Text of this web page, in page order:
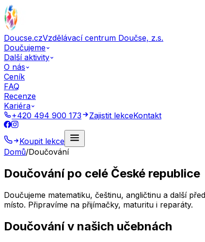
Doucse.czVzdělávací centrum Doučse, z.s.
Doučujeme
Další aktivity
O nás
Ceník
FAQ
Recenze
Kariéra
+420 494 900 173
Zajistit lekceKontakt
Koupit lekce
Domů/Doučování
Doučování po celé České republice
Doučujeme matematiku, češtinu, angličtinu a další
místo. Připravíme na přijímačky, maturitu i reparáty.
Doučování v našich učebnách